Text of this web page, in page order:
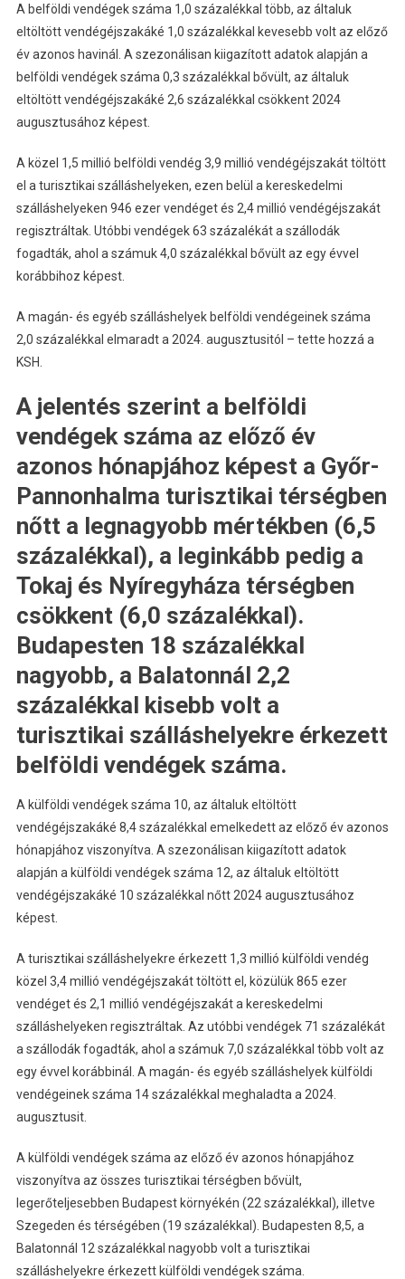
A belföldi vendégek száma 1,0 százalékkal több, az általuk
eltöltött vendégéjszakáké 1,0 százalékkal kevesebb volt az előző
év azonos havinál. A szezonálisan kiigazított adatok alapján a
belföldi vendégek száma 0,3 százalékkal bővült, az általuk
eltöltött vendégéjszakáké 2,6 százalékkal csökkent 2024
augusztusához képest.
A közel 1,5 millió belföldi vendég 3,9 millió vendégéjszakát töltött
el a turisztikai szálláshelyeken, ezen belül a kereskedelmi
szálláshelyeken 946 ezer vendéget és 2,4 millió vendégéjszakát
regisztráltak. Utóbbi vendégek 63 százalékát a szállodák
fogadták, ahol a számuk 4,0 százalékkal bővült az egy évvel
korábbihoz képest.
A magán- és egyéb szálláshelyek belföldi vendégeinek száma
2,0 százalékkal elmaradt a 2024. augusztusitól – tette hozzá a
KSH.
A jelentés szerint a belföldi
vendégek száma az előző év
azonos hónapjához képest a Győr-
Pannonhalma turisztikai térségben
nőtt a legnagyobb mértékben (6,5
százalékkal), a leginkább pedig a
Tokaj és Nyíregyháza térségben
csökkent (6,0 százalékkal).
Budapesten 18 százalékkal
nagyobb, a Balatonnál 2,2
százalékkal kisebb volt a
turisztikai szálláshelyekre érkezett
belföldi vendégek száma.
A külföldi vendégek száma 10, az általuk eltöltött
vendégéjszakáké 8,4 százalékkal emelkedett az előző év azonos
hónapjához viszonyítva. A szezonálisan kiigazított adatok
alapján a külföldi vendégek száma 12, az általuk eltöltött
vendégéjszakáké 10 százalékkal nőtt 2024 augusztusához
képest.
A turisztikai szálláshelyekre érkezett 1,3 millió külföldi vendég
közel 3,4 millió vendégéjszakát töltött el, közülük 865 ezer
vendéget és 2,1 millió vendégéjszakát a kereskedelmi
szálláshelyeken regisztráltak. Az utóbbi vendégek 71 százalékát
a szállodák fogadták, ahol a számuk 7,0 százalékkal több volt az
egy évvel korábbinál. A magán- és egyéb szálláshelyek külföldi
vendégeinek száma 14 százalékkal meghaladta a 2024.
augusztusit.
A külföldi vendégek száma az előző év azonos hónapjához
viszonyítva az összes turisztikai térségben bővült,
legerőteljesebben Budapest környékén (22 százalékkal), illetve
Szegeden és térségében (19 százalékkal). Budapesten 8,5, a
Balatonnál 12 százalékkal nagyobb volt a turisztikai
szálláshelyekre érkezett külföldi vendégek száma.